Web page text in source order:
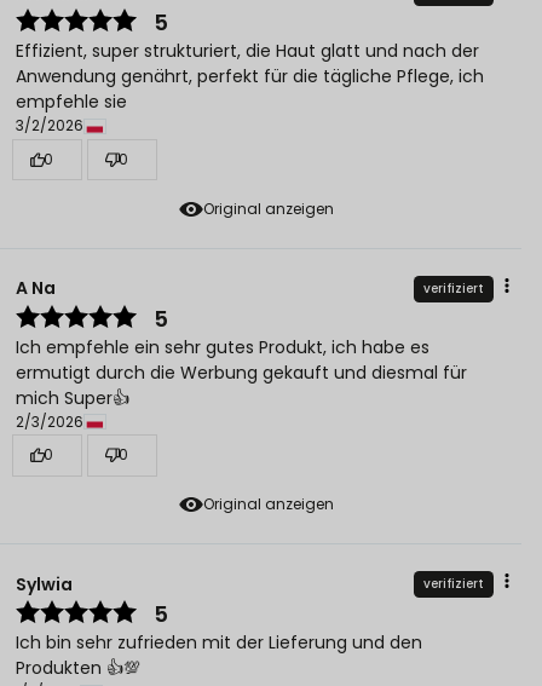
Original anzeigen
5
Effizient, super strukturiert, die Haut glatt und nach der
Anwendung genährt, perfekt für die tägliche Pflege, ich
empfehle sie
3/2/2026
0
0
Original anzeigen
A Na verifiziert
5
Ich empfehle ein sehr gutes Produkt, ich habe es
ermutigt durch die Werbung gekauft und diesmal für
mich Super👍️
2/3/2026
0
0
Sylwia verifiziert
5
Ich bin sehr zufrieden mit der Lieferung und den
Produkten 👍️💯